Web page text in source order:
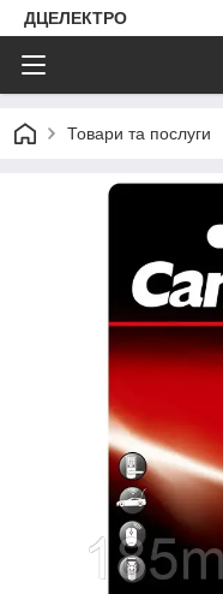
ДЦЕЛЕКТРО
Товари та послуги